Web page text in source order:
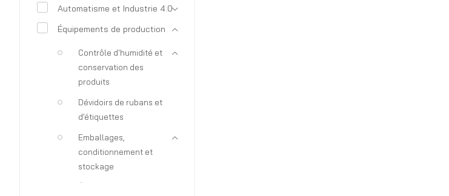
Automatisme et Industrie 4.0
Équipements de production
Contrôle d'humidité et
conservation des
produits
Dévidoirs de rubans et
d’étiquettes
Emballages,
conditionnement et
stockage